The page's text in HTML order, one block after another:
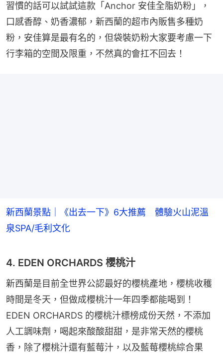
習慣的話可以試試這款「Anchor 安佳全脂奶粉」，
口感香醇、奶香濃郁，新西蘭的超市內販售多種奶
粉，安佳算是最有名的，但袋裝奶粉大家要考慮一下
行李箱的空間及限重，不然真的會扛不回去！
新西蘭景點｜《出去一下》6大推薦 體驗火山泥溫
泉SPA/毛利文化
4. EDEN ORCHARDS 櫻桃汁
新西蘭是目前全世界公認最好的櫻桃產地，櫻桃收穫
時間是冬天，但做成櫻桃汁一年四季都能喝到！
EDEN ORCHARDS 的櫻桃汁標榜成份天然，不添加
人工調味劑，喝起來酸酸甜甜，是非常天然的櫻桃
香，除了櫻桃汁還有藍莓汁，以及藍莓櫻桃綜合果